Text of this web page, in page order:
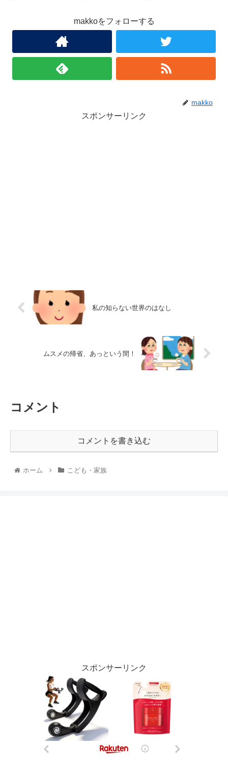
makkoをフォローする
makko
スポンサーリンク
私の知らない世界のはなし
ムスメの帰省、あっという間！
コメント
コメントを書き込む
ホーム こども・家族
スポンサーリンク